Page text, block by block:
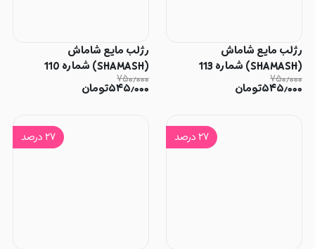
رژلب مایع شاماش
(SHAMASH) شماره 113
۷۵۰٫۰۰۰
۵۴۵٫۰۰۰تومان
رژلب مایع شاماش
(SHAMASH) شماره 110
۷۵۰٫۰۰۰
۵۴۵٫۰۰۰تومان
۲۷ درصد ۲۷ درصد